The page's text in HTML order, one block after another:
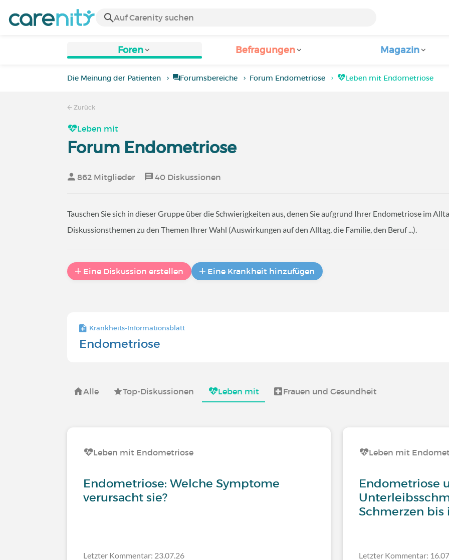
Foren Befragungen Magazin
Die Meinung der Patienten Forumsbereiche Forum Endometriose Leben mit Endometriose
Zurück
Leben mit
Forum Endometriose
862 Mitglieder 40 Diskussionen
Tauschen Sie sich in dieser Gruppe über die Schwierigkeiten aus, denen Sie aufgrund Ihrer Endometriose im
Diskussionsthemen zu den Themen Ihrer Wahl (Auswirkungen auf den Alltag, die Familie, den Beruf ...).
Eine Diskussion erstellen Eine Krankheit hinzufügen
Krankheits-Informationsblatt
Endometriose
Alle Top-Diskussionen Leben mit Frauen und Gesundheit
Leben mit Endometriose
Endometriose: Welche Symptome
verursacht sie?
Letzter Kommentar: 23.07.26
Leben mit
Endometriose
Schmerzen bis
Letzter Kommentar: